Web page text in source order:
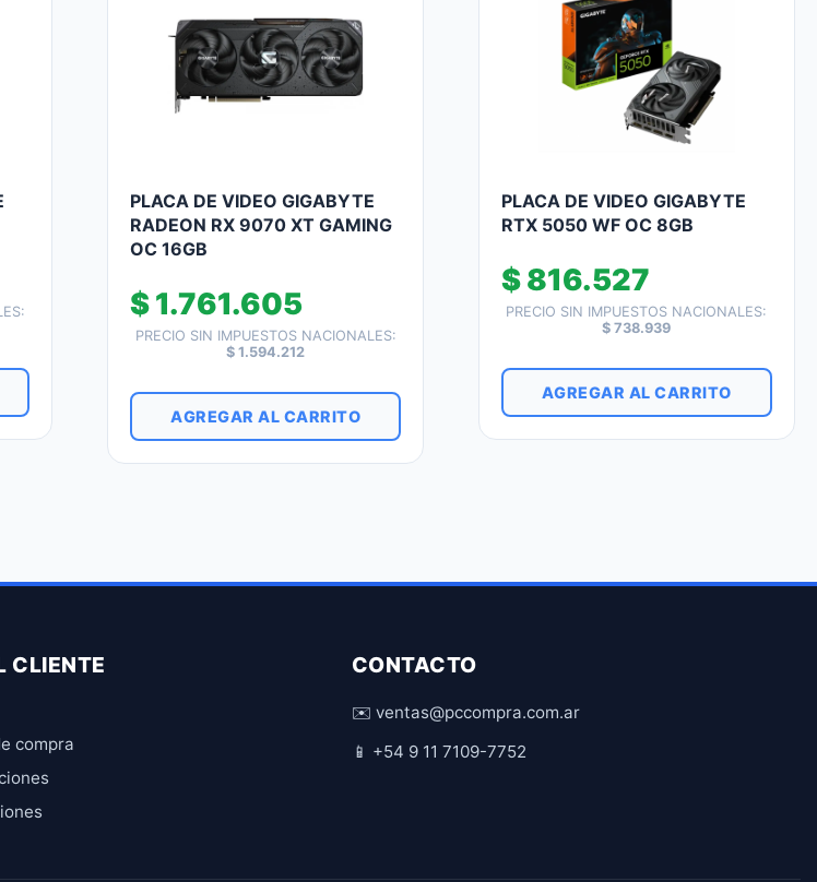
PLACA DE VIDEO GIGABYTE
RADEON RX 9070 XT GAMING
OC 16GB
$1.761.605
PRECIO SIN IMPUESTOS NACIONALES:
$ 1.594.212
AGREGAR AL CARRITO
PLACA DE VIDEO GIGABYTE
RTX 5050 WF OC 8GB
$816.527
PRECIO SIN IMPUESTOS NACIONALES:
$ 738.939
AGREGAR AL CARRITO
CLIENTE
compra
CONTACTO
✉️ ventas@pccompra.com.ar
📱 +54 9 11 7109-7752